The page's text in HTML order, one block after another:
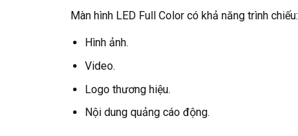
Màn hình LED Full Color có khả năng trình chiếu:
Hình ảnh.
Video.
Logo thương hiệu.
Nội dung quảng cáo động.